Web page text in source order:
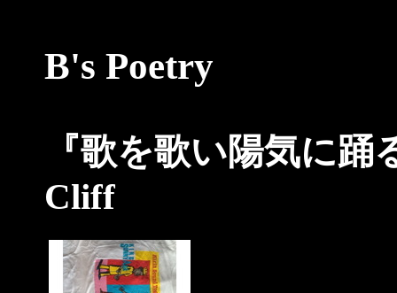
B's Poetry
『歌を歌い陽気に
Cliff